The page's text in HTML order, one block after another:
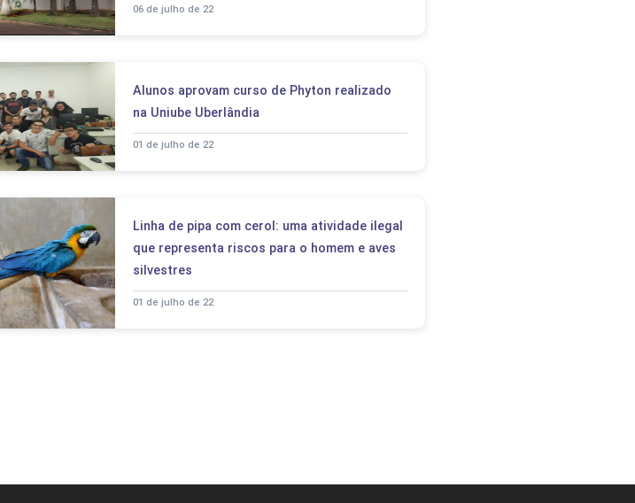
06 de julho de 22
Alunos aprovam curso de Phyton realizado
na Uniube Uberlândia
01 de julho de 22
Linha de pipa com cerol: uma atividade ilegal
que representa riscos para o homem e aves
silvestres
01 de julho de 22